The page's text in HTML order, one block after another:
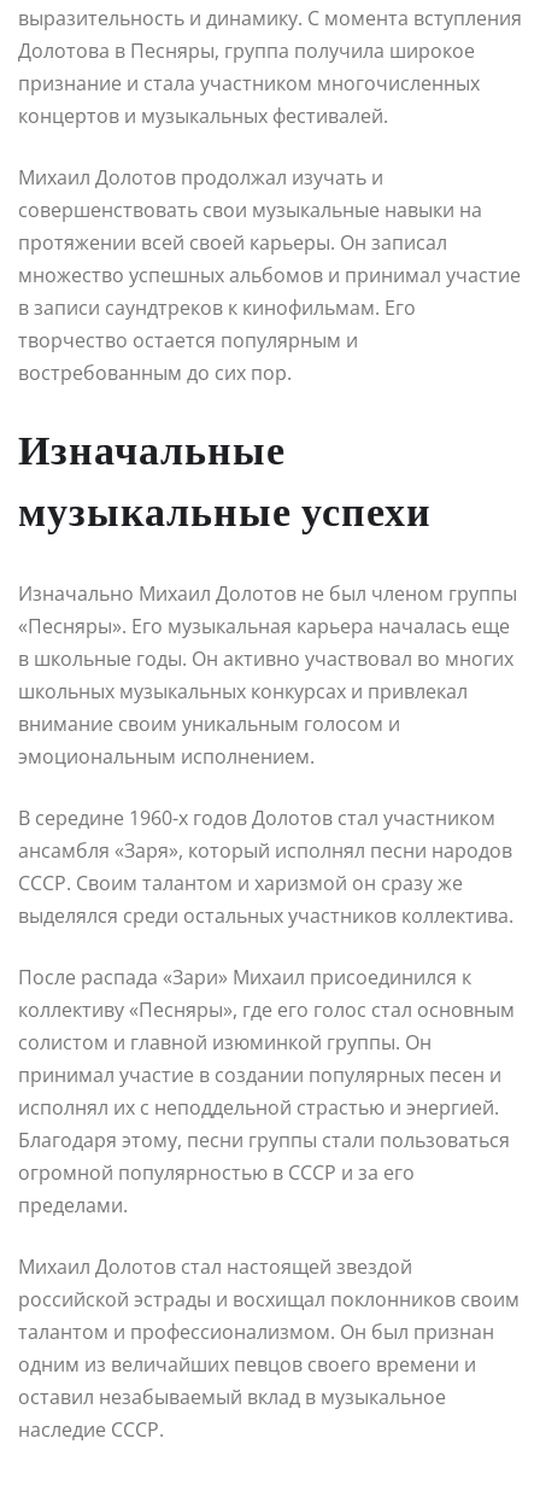
выразительность и динамику. С момента вступления
Долотова в Песняры, группа получила широкое
признание и стала участником многочисленных
концертов и музыкальных фестивалей.
Михаил Долотов продолжал изучать и
совершенствовать свои музыкальные навыки на
протяжении всей своей карьеры. Он записал
множество успешных альбомов и принимал участие
в записи саундтреков к кинофильмам. Его
творчество остается популярным и
востребованным до сих пор.
Изначальные
музыкальные успехи
Изначально Михаил Долотов не был членом группы
«Песняры». Его музыкальная карьера началась еще
в школьные годы. Он активно участвовал во многих
школьных музыкальных конкурсах и привлекал
внимание своим уникальным голосом и
эмоциональным исполнением.
В середине 1960-х годов Долотов стал участником
ансамбля «Заря», который исполнял песни народов
СССР. Своим талантом и харизмой он сразу же
выделялся среди остальных участников коллектива.
После распада «Зари» Михаил присоединился к
коллективу «Песняры», где его голос стал основным
солистом и главной изюминкой группы. Он
принимал участие в создании популярных песен и
исполнял их с неподдельной страстью и энергией.
Благодаря этому, песни группы стали пользоваться
огромной популярностью в СССР и за его
пределами.
Михаил Долотов стал настоящей звездой
российской эстрады и восхищал поклонников своим
талантом и профессионализмом. Он был признан
одним из величайших певцов своего времени и
оставил незабываемый вклад в музыкальное
наследие СССР.